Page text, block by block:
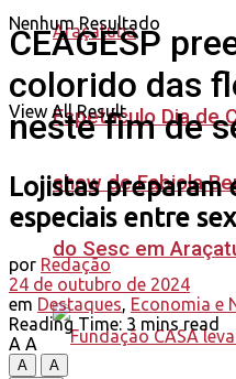
Espetáculo Dia de
show de Fabiola
do Sesc em
Nenhum Resultado
View All Result
CEAGESP
colorido das
neste fim de
Lojistas preparam
especiais entre
por Redação
24 de outubro de 2024
em Destaques, Economia e
Reading Time: 3 mins read
A A
A
A